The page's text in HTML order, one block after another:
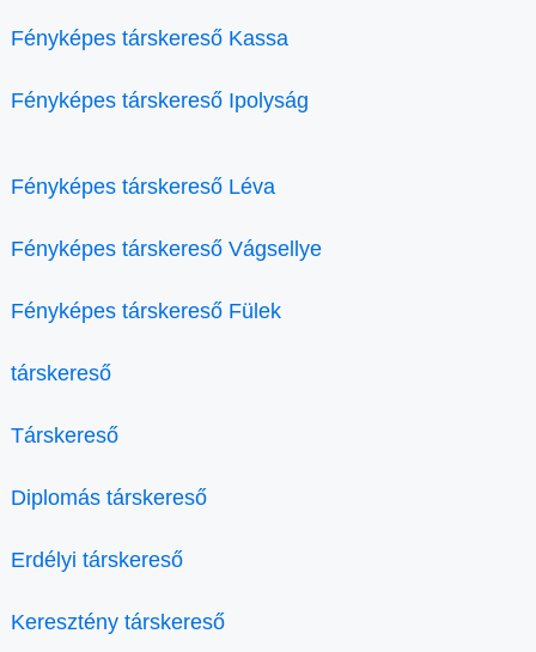
Fényképes társkereső Kassa
Fényképes társkereső Ipolyság
Fényképes társkereső Léva
Fényképes társkereső Vágsellye
Fényképes társkereső Fülek
társkereső
Társkereső
Diplomás társkereső
Erdélyi társkereső
Keresztény társkereső